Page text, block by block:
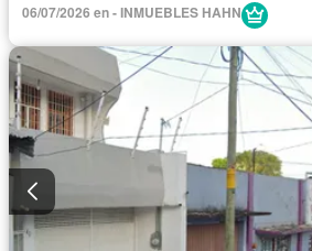
06/07/2026 en - INMUEBLES HAHN